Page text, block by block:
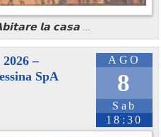
𝗹𝗮 𝗰𝗮𝘀𝗮 ...
AGO
8
Sab
18:30
–
SpA